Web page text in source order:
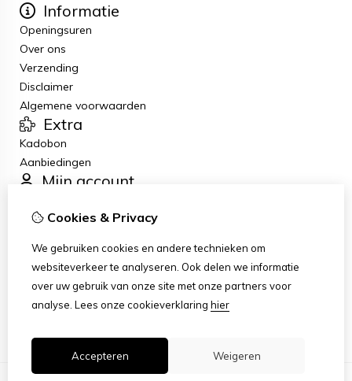
Informatie
Openingsuren
Over ons
Verzending
Disclaimer
Algemene voorwaarden
Extra
Kadobon
Aanbiedingen
Mijn account
Bestelhistorie
Nieuwsbrief
Klantenservice
Contact
Sitemap
Cookies & Privacy
We gebruiken cookies en andere technieken om
websiteverkeer te analyseren. Ook delen we informatie
over uw gebruik van onze site met onze partners voor
analyse. Lees onze cookieverklaring hier
Accepteren Weigeren